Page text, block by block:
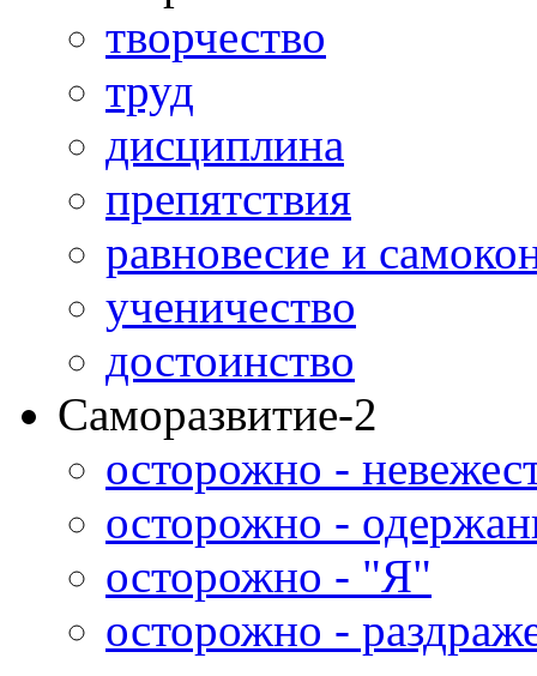
творчество
труд
дисциплина
препятствия
равновесие и
ученичество
достоинство
Саморазвитие-2
осторожно -
осторожно -
осторожно - "Я"
осторожно -